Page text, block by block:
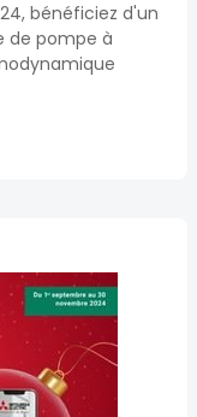
bénéficiez d'un
de pompe à